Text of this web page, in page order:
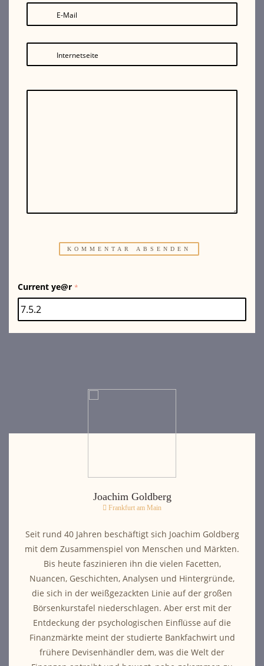
E-Mail
Internetseite
Current ye@r *
Joachim Goldberg
Frankfurt am Main
Seit rund 40 Jahren beschäftigt sich Joachim Goldberg
mit dem Zusammenspiel von Menschen und Märkten.
Bis heute faszinieren ihn die vielen Facetten,
Nuancen, Geschichten, Analysen und Hintergründe,
die sich in der weißgezackten Linie auf der großen
Börsenkurstafel niederschlagen. Aber erst mit der
Entdeckung der psychologischen Einflüsse auf die
Finanzmärkte meint der studierte Bankfachwirt und
frühere Devisenhändler dem, was die Welt der